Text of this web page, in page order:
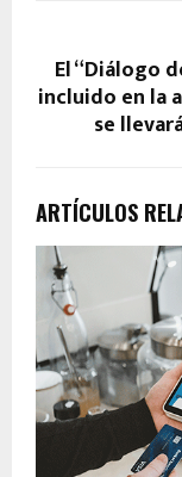
El “Diálogo
incluido en la
se
ARTÍCULOS